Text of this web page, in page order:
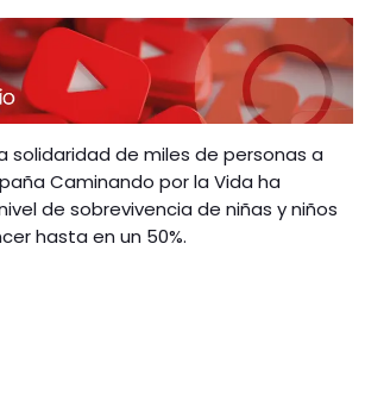
solidaridad de miles de personas a
Caminando por la Vida ha
de sobrevivencia de niñas y niños
hasta en un 50%.